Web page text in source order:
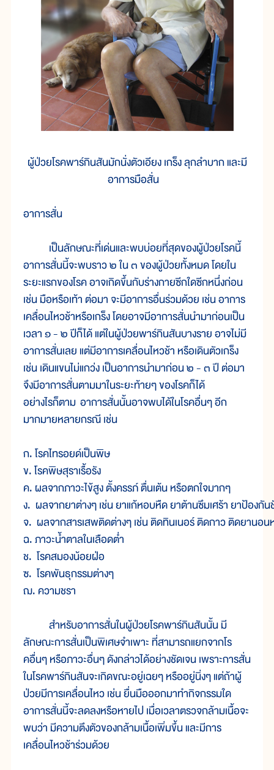
ผู้ป่วยโรคพาร์กินสันมักนั่งตัวเอียง เกร็ง ลุกลำบาก และมี
อาการมือสั่น
อาการสั่น
เป็นลักษณะที่เด่นและพบบ่อยที่สุดของผู้ป่วยโรคนี้
อาการสั่นนี้จะพบราว ๒ ใน ๓ ของผู้ป่วยทั้งหมด โดยใน
ระยะแรกของโรค อาจเกิดขึ้นกับร่างกายซีกใดซีกหนึ่งก่อน
เช่น มือหรือเท้า ต่อมา จะมีอาการอื่นร่วมด้วย เช่น อาการ
เคลื่อนไหวช้าหรือเกร็ง โดยอาจมีอาการสั่นนำมาก่อนเป็น
เวลา ๑ - ๒ ปีก็ได้ แต่ในผู้ป่วยพาร์กินสันบางราย อาจไม่มี
อาการสั่นเลย แต่มีอาการเคลื่อนไหวช้า หรือเดินตัวเกร็ง
เช่น เดินแขนไม่แกว่ง เป็นอาการนำมาก่อน ๒ - ๓ ปี ต่อมา
จึงมีอาการสั่นตามมาในระยะท้ายๆ ของโรคก็ได้
อย่างไรก็ตาม อาการสั่นนั้นอาจพบได้ในโรคอื่นๆ อีก
มากมายหลายกรณี เช่น
ก. โรคไทรอยด์เป็นพิษ
ข. โรคพิษสุราเรื้อรัง
ค. ผลจากภาวะไข้สูง ตั้งครรภ์ ตื่นเต้น หรือตกใจมากๆ
ง.  ผลจากยาต่างๆ เช่น ยาแก้หอบหืด ยาต้านซึมเศร้า ยาป้องกั
จ.  ผลจากสารเสพติดต่างๆ เช่น ติดทินเนอร์ ติดกาว ติดยานอ
ฉ. ภาวะน้ำตาลในเลือดต่ำ
ช.  โรคสมองน้อยฝ่อ
ซ.  โรคพันธุกรรมต่างๆ
ฌ. ความชรา
สำหรับอาการสั่นในผู้ป่วยโรคพาร์กินสันนั้น มี
ลักษณะการสั่นเป็นพิเศษจำเพาะ ที่สามารถแยกจากโร
คอื่นๆ หรือภาวะอื่นๆ ดังกล่าวได้อย่างชัดเจน เพราะการสั่น
ในโรคพาร์กินสันจะเกิดขณะอยู่เฉยๆ หรืออยู่นิ่งๆ แต่ถ้าผู้
ป่วยมีการเคลื่อนไหว เช่น ยื่นมือออกมาทำกิจกรรมใด
อาการสั่นนี้จะลดลงหรือหายไป เมื่อเวลาตรวจกล้ามเนื้อจะ
พบว่า มีความตึงตัวของกล้ามเนื้อเพิ่มขึ้น และมีการ
เคลื่อนไหวช้าร่วมด้วย